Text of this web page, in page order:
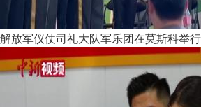
解放军仪仗司礼大队军乐团在莫斯科举